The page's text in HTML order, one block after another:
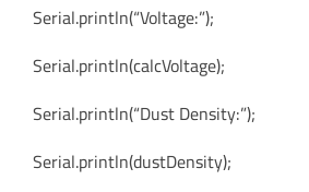
Serial.println(“Voltage:”);
Serial.println(calcVoltage);
Serial.println(“Dust Density:”);
Serial.println(dustDensity);